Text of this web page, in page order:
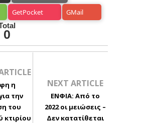
GetPocket GMail
0
η
την
του
κτιρίου
NEXT ARTICLE
ΕΝΦΙΑ: Από το
2022 οι μειώσεις –
Δεν κατατίθεται